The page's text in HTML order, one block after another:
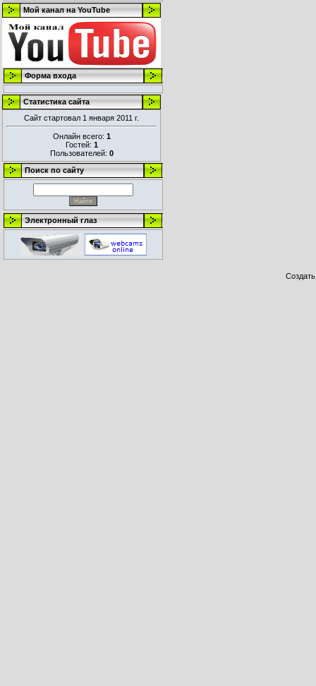
Мой канал на YouTube
Форма входа
Статистика сайта
Сайт стартовал 1 января 2011 г.
Онлайн всего: 1
Гостей: 1
Пользователей: 0
Поиск по сайту
Электронный глаз